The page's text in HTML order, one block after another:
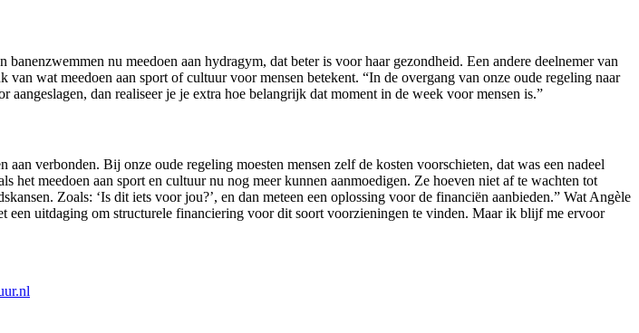
nu meedoen aan hydragym, dat beter is voor haar gezondheid. Een andere deelnemer van
wat meedoen aan sport of cultuur voor mensen betekent. “In de overgang van onze oude regeling naar
dan realiseer je je extra hoe belangrijk dat moment in de week voor mensen is.”
verbonden. Bij onze oude regeling moesten mensen zelf de kosten voorschieten, dat was een nadeel
meedoen aan sport en cultuur nu nog meer kunnen aanmoedigen. Ze hoeven niet af te wachten tot
Zoals: ‘Is dit iets voor jou?’, en dan meteen een oplossing voor de financiën aanbieden.” Wat Angèle
een uitdaging om structurele financiering voor dit soort voorzieningen te vinden. Maar ik blijf me ervoor